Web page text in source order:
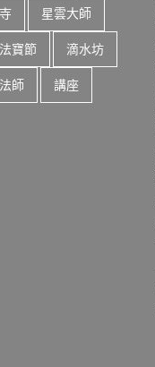
星雲大師
法寶節 滴水坊
師 講座